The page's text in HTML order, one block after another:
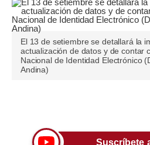
Plus G
Opinión
Editorial
Tendencias
El 13 de setiembre se detallará la
actualización de datos y de contar
Nacional de Identidad Electrónico
Andina)
Suscríbete